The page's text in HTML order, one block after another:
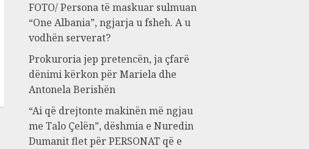
FOTO/ Persona të maskuar sulmuan
“One Albania”, ngjarja u fsheh. A u
vodhën serverat?
Prokuroria jep pretencën, ja çfarë
dënimi kërkon për Mariela dhe
Antonela Berishën
“Ai që drejtonte makinën më ngjau
me Talo Çelën”, dëshmia e Nuredin
Dumanit flet për PERSONAT që e